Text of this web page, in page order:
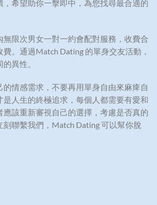
，希望助你一擊即中，為您找尋最合適的
無限次男女一對一約會配對服務，收費合
。通過Match Dating 的單身交友活動，
異性。
的情感需求，不要再用單身自由來麻痺自
是人生的終極追求，每個人都需要有愛和
應該重新審視自己的選擇，考慮是否真的
刻聯繫我們，Match Dating 可以幫你脫